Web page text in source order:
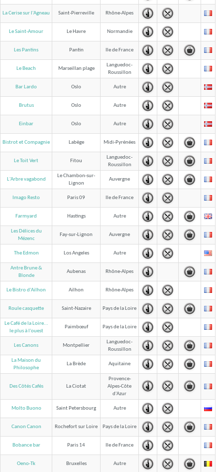
La Cerise sur l'Agneau Saint-Pierreville Rhône-Alpes
Le Saint-Amour Le Havre Normandie
Les Pantins Pantin Ile de France
Le Beach Marseillan plage
Languedoc-
Roussillon
Bar Lardo Oslo Autre
Brutus Oslo Autre
Einbar Oslo Autre
Bistrot et Compagnie Labège Midi-Pyrénées
Le Toit Vert Fitou
Languedoc-
Roussillon
L'Arbre vagabond
Le Chambon-sur-
Lignon
Auvergne
Imago Resto Paris 09 Ile de France
Farmyard Hastings Autre
Les Délices du
Mézenc
Fay-sur-Lignon Auvergne
The Edmon Los Angeles Autre
Antre Brune &
Blonde
Aubenas Rhône-Alpes
Le Bistro d'Ailhon Ailhon Rhône-Alpes
Roule casquette Saint-Nazaire Pays de la Loire
Le Café de la Loire...
le plus à l'ouest
Paimbœuf Pays de la Loire
Les Canons Montpellier
Languedoc-
Roussillon
La Maison du
Philosophe
La Brède Aquitaine
Des Côtés Cafés La Ciotat
Provence-
Alpes-Côte
d'Azur
Molto Buono Saint Petersbourg Autre
Canon Canon Rochefort sur Loire Pays de la Loire
Bobance bar Paris 14 Ile de France
Oeno-Tk Bruxelles Autre